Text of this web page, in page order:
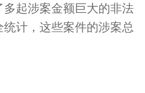
起涉案金额巨大的非法
计，这些案件的涉案总